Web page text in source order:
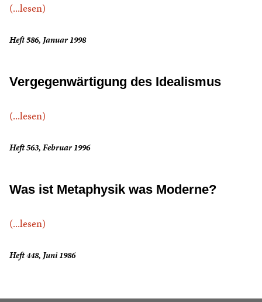
(...lesen)
Heft 586, Januar 1998
Vergegenwärtigung des Idealismus
(...lesen)
Heft 563, Februar 1996
Was ist Metaphysik was Moderne?
(...lesen)
Heft 448, Juni 1986